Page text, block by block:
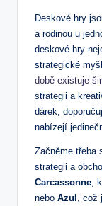
Deskové hry
a rodinou u
deskové hry
strategické
době existuje
strategii a
dárek,
nabízejí
Začněme třeba
strategii a
Carcassonne ,
nebo Azul ,